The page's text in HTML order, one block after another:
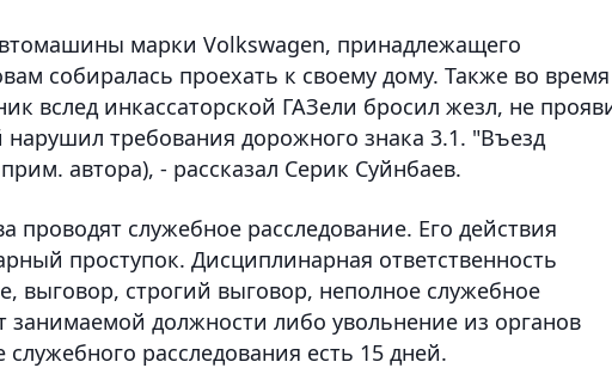
марки Volkswagen, принадлежащего
собиралась проехать к своему дому. Также во время
вслед инкассаторской ГАЗели бросил жезл, не
требования дорожного знака 3.1. "Въезд
автора), - рассказал Серик Суйнбаев.
служебное расследование. Его действия
проступок. Дисциплинарная ответственность
выговор, строгий выговор, неполное служебное
занимаемой должности либо увольнение из органов
расследования есть 15 дней.